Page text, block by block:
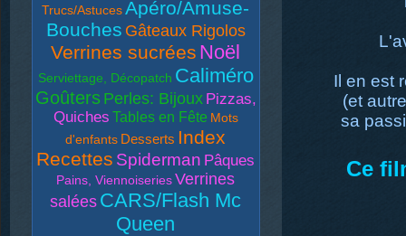
Trucs/Astuces Apéro/Amuse-
Bouches Gâteaux Rigolos
Verrines sucrées Noël
Serviettage, Décopatch Caliméro
Goûters Perles: Bijoux Pizzas,
Quiches Tables en Fête Mots
d'enfants Desserts Index
Recettes Spiderman Pâques
Pains, Viennoiseries Verrines
salées CARS/Flash Mc
Queen
Il en est
(et
sa
Ce